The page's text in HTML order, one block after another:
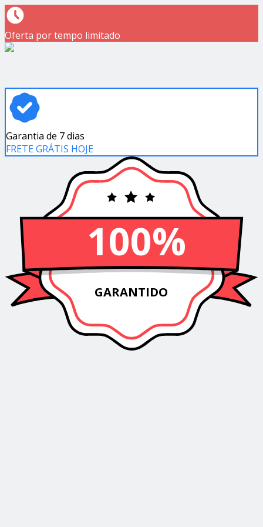
Oferta por tempo limitado
Garantia de 7 dias
FRETE GRÁTIS HOJE
100%
GARANTIDO